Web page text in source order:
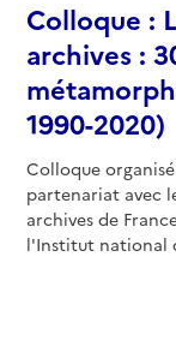
Colloque :
archives :
1990-2020)
Colloque
partenariat avec
archives de
l'Institut national